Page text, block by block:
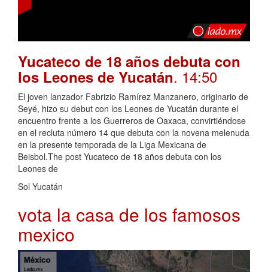
Yucateco de 18 años debuta con
los Leones de Yucatán. 14:50
El joven lanzador Fabrizio Ramírez Manzanero, originario de
Seyé, hizo su debut con los Leones de Yucatán durante el
encuentro frente a los Guerreros de Oaxaca, convirtiéndose
en el recluta número 14 que debuta con la novena melenuda
en la presente temporada de la Liga Mexicana de
Beisbol.The post Yucateco de 18 años debuta con los
Leones de
Sol Yucatán
vota la casa de los famosos
mexico